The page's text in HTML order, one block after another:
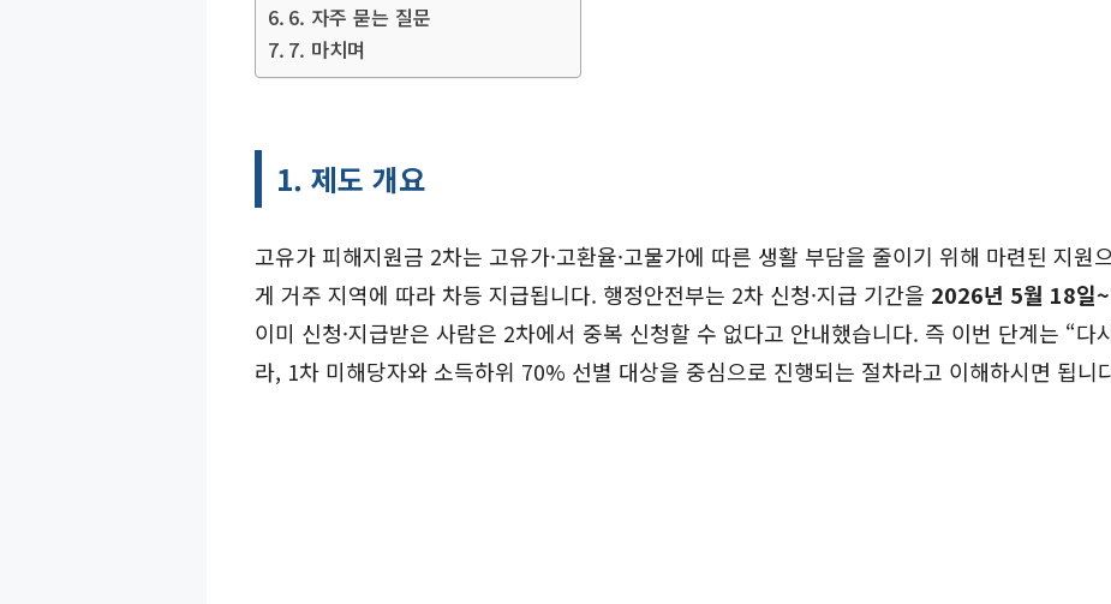
6. 자주 묻는 질문
7. 마치며
1. 제도 개요
고유가 피해지원금 2차는 고유가·고환율·고물가에 따른 생활 부담을 줄이기 위해 마련된 지원
게 거주 지역에 따라 차등 지급됩니다. 행정안전부는 2차 신청·지급 기간을 2026년 5월 18일
이미 신청·지급받은 사람은 2차에서 중복 신청할 수 없다고 안내했습니다. 즉 이번 단계는 “다
라, 1차 미해당자와 소득하위 70% 선별 대상을 중심으로 진행되는 절차라고 이해하시면 됩니